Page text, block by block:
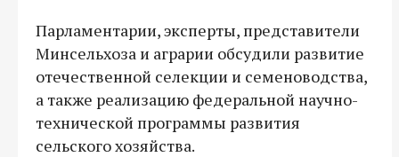
Парламентарии, эксперты, представители
Минсельхоза и аграрии обсудили развитие
отечественной селекции и семеноводства,
а также реализацию федеральной научно-
технической программы развития
сельского хозяйства.